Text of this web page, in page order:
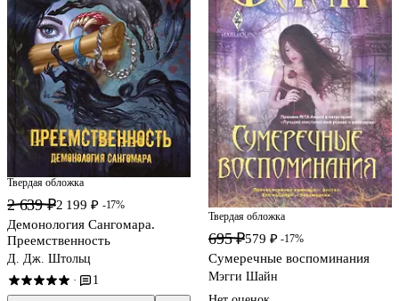
Твердая обложка
2 639 ₽2 199 ₽ -17%
Демонология Сангомара.
Преемственность
Д. Дж. Штольц
· 1
Твердая обложка
695 ₽579 ₽ -17%
Сумеречные воспоминания
Мэгги Шайн